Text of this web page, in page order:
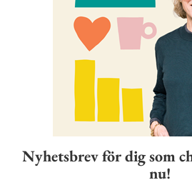
Nyhetsbrev för dig som
nu!